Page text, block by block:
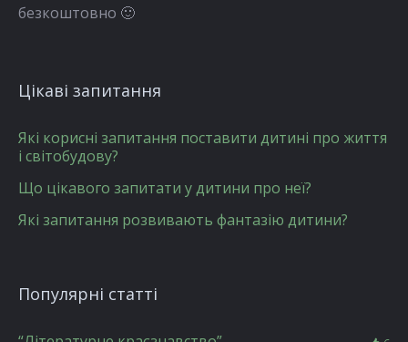
безкоштовно 🙂
Цікаві запитання
Які корисні запитання поставити дитині про життя
і світобудову?
Що цікавого запитати у дитини про неї?
Які запитання розвивають фантазію дитини?
Популярні статті